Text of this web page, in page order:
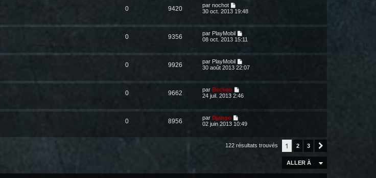
0 9420 par nochot
30 oct. 2013 19:48
0 9356 par PlayMobil
08 oct. 2013 15:11
0 9926 par PlayMobil
30 août 2013 22:07
0 9662 par Beckoo
24 juil. 2013 2:46
0 8956 par Django
02 juin 2013 10:49
122 résultats trouvés 1 2 3
ALLER À